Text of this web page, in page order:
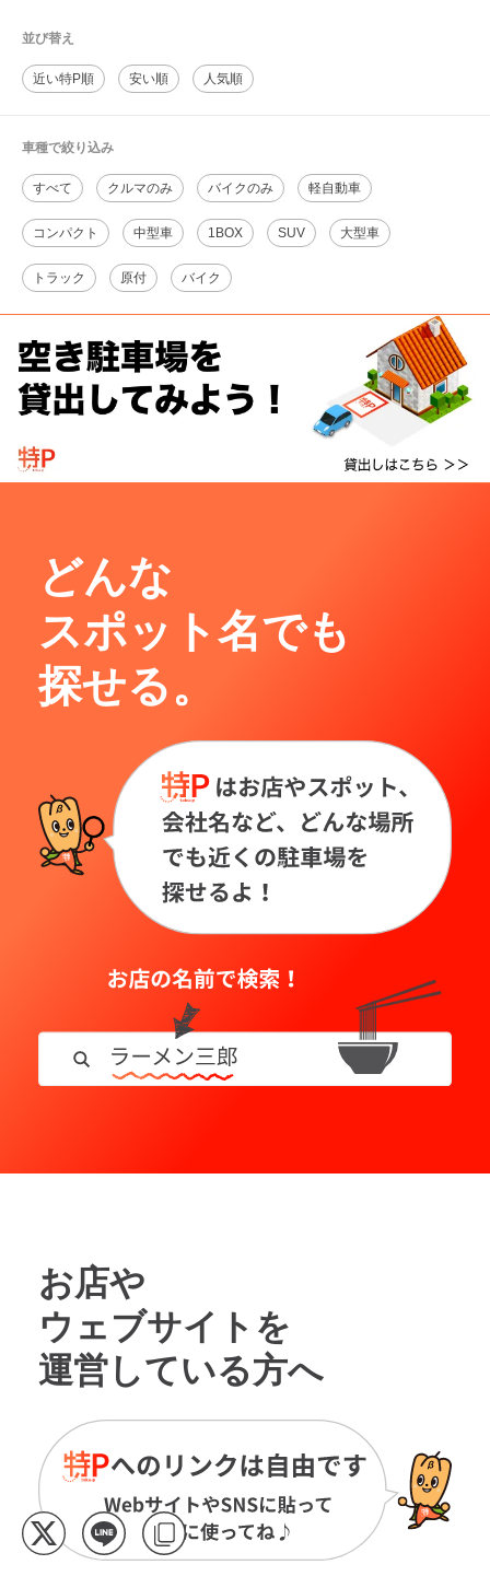
並び替え
近い特P順 安い順 人気順
車種で絞り込み
すべて クルマのみ バイクのみ 軽自動車
コンパクト 中型車 1BOX SUV 大型車
トラック 原付 バイク
どんな
スポット名でも
探せる。
お店や
ウェブサイトを
運営している方へ